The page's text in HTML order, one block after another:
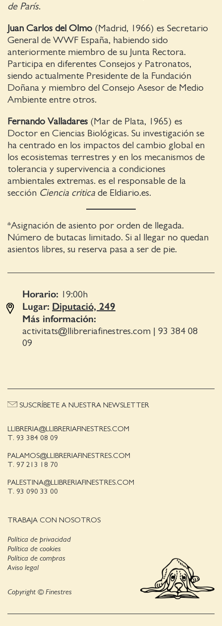
de París.
Juan Carlos del Olmo (Madrid, 1966) es Secretario
General de WWF España, habiendo sido
anteriormente miembro de su Junta Rectora.
Participa en diferentes Consejos y Patronatos,
siendo actualmente Presidente de la Fundación
Doñana y miembro del Consejo Asesor de Medio
Ambiente entre otros.
Fernando Valladares (Mar de Plata, 1965) es
Doctor en Ciencias Biológicas. Su investigación se
ha centrado en los impactos del cambio global en
los ecosistemas terrestres y en los mecanismos de
tolerancia y supervivencia a condiciones
ambientales extremas. es el responsable de la
sección Ciencia critica de Eldiario.es.
*Asignación de asiento por orden de llegada.
Número de butacas limitado. Si al llegar no quedan
asientos libres, su reserva pasa a ser de pie.
Horario: 19:00 h
Lugar: Diputació, 249
Más información:
activitats@llibreriafinestres.com
93 384 08
09
LLIBRERIA@LLIBRERIAFINESTRES.COM
T. 93 384 08 09
PALAMOS@LLIBRERIAFINESTRES.COM
T. 97 213 18 70
PALESTINA@LLIBRERIAFINESTRES.COM
T. 93 090 33 00
TRABAJA CON NOSOTROS
SUSCRÍBETE A NUESTRA NEWSLETTER
Política de privacidad
Política de cookies
Aviso legal
Política de compras
Copyright © Finestres